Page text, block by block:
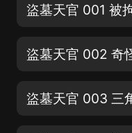
盜墓天官 001 被
盜墓天官 002 奇
盜墓天官 003 三